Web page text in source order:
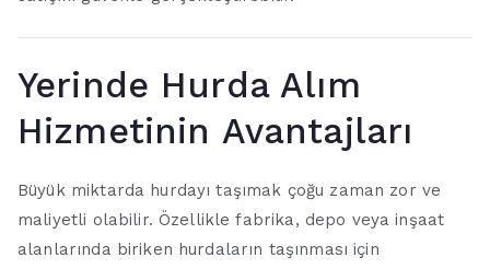
Yerinde Hurda Alım
Hizmetinin Avantajları
Büyük miktarda hurdayı taşımak çoğu zaman zor ve
maliyetli olabilir. Özellikle fabrika, depo veya inşaat
alanlarında biriken hurdaların taşınması için